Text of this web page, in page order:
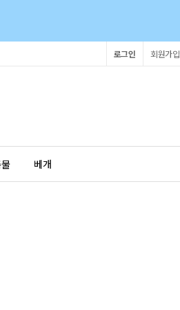
회원가입
로그인
베개